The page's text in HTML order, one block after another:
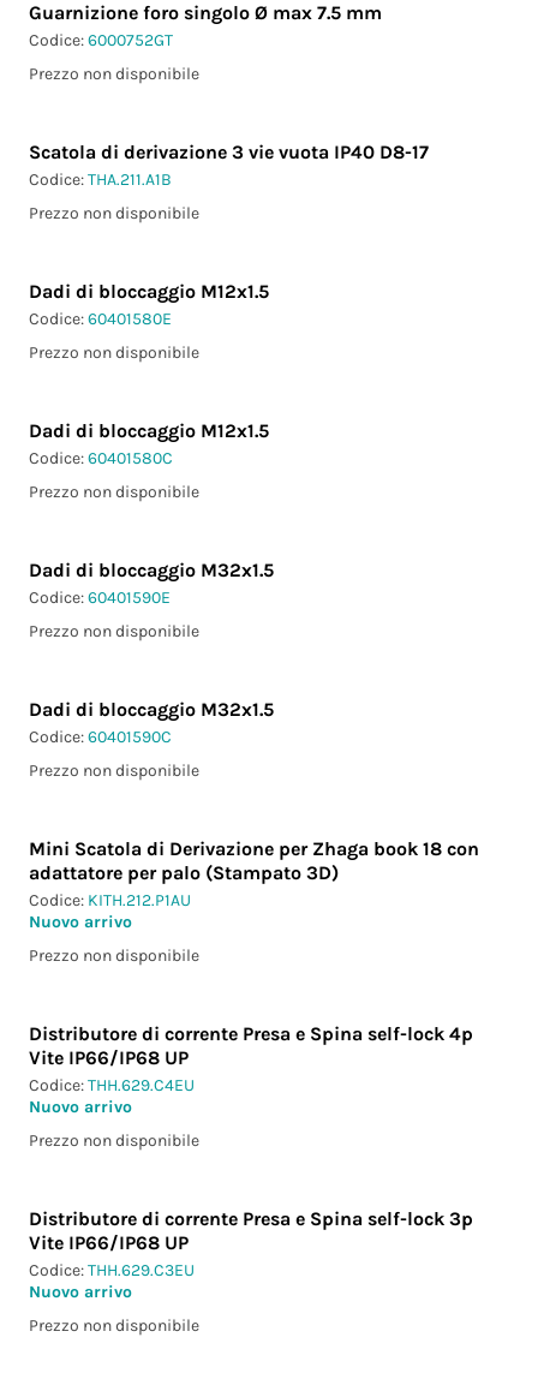
Guarnizione foro singolo Ø max 7.5 mm
Codice:6000752GT
Prezzo non disponibile
Scatola di derivazione 3 vie vuota IP40 D8-17
Codice:THA.211.A1B
Prezzo non disponibile
Dadi di bloccaggio M12x1.5
Codice:60401580E
Prezzo non disponibile
Dadi di bloccaggio M12x1.5
Codice:60401580C
Prezzo non disponibile
Dadi di bloccaggio M32x1.5
Codice:60401590E
Prezzo non disponibile
Dadi di bloccaggio M32x1.5
Codice:60401590C
Prezzo non disponibile
Mini Scatola di Derivazione per Zhaga book 18 con
adattatore per palo (Stampato 3D)
Codice: KITH.212.P1AU
Nuovo arrivo
Prezzo non disponibile
Distributore di corrente Presa e Spina self-lock 4p
Vite IP66/IP68 UP
Codice:THH.629.C4EU
Nuovo arrivo
Prezzo non disponibile
Distributore di corrente Presa e Spina self-lock 3p
Vite IP66/IP68 UP
Codice:THH.629.C3EU
Nuovo arrivo
Prezzo non disponibile